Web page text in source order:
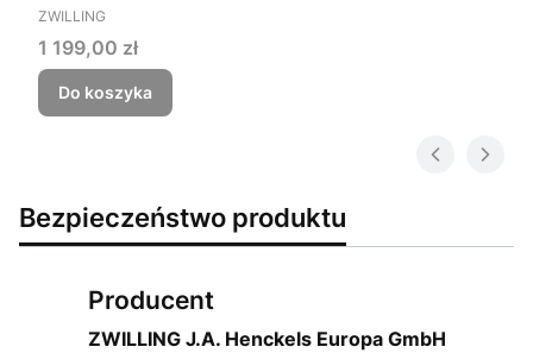
PRODUCENT
ZWILLING
Cena
1 199,00 zł
Do koszyka
Bezpieczeństwo produktu
Producent
ZWILLING J.A. Henckels Europa GmbH